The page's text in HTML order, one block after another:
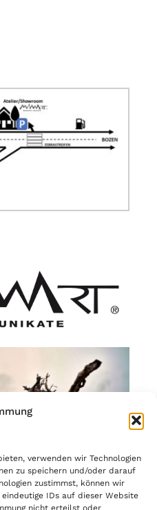
verwenden wir Technologien
zu speichern und/oder darauf
zustimmst, können wir
IDs auf dieser Website
nicht erteilst oder